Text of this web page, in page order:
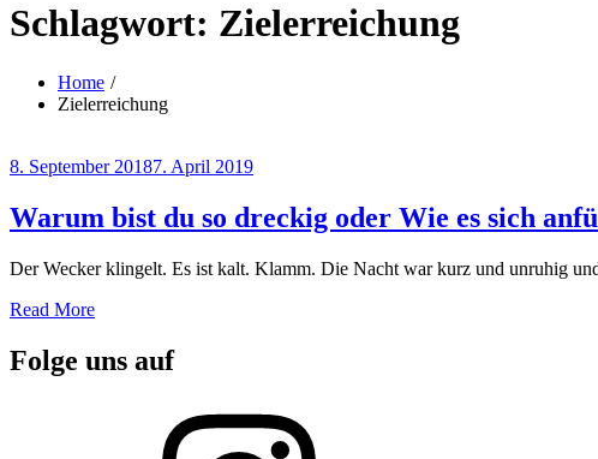
Schlagwort: Zielerreichung
Home
Zielerreichung
Posted
8. September 20187. April 2019
Warum bist du so dreckig oder Wie es sich
Der Wecker klingelt. Es ist kalt. Klamm. Die Nacht war kurz und unruhig
Read More
Folge uns auf